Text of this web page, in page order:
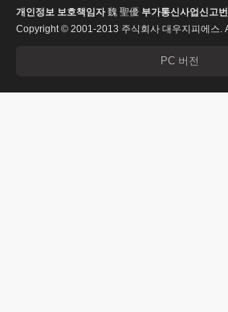
개인정보 보호책임자魏 聖優 부가통신사업신고
Copyright © 2001-2013 주식회사 대우지피에스.
PC 버전